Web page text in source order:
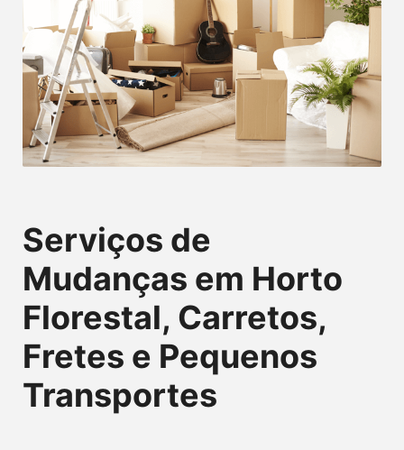
Serviços de
Mudanças em Horto
Florestal, Carretos,
Fretes e Pequenos
Transportes